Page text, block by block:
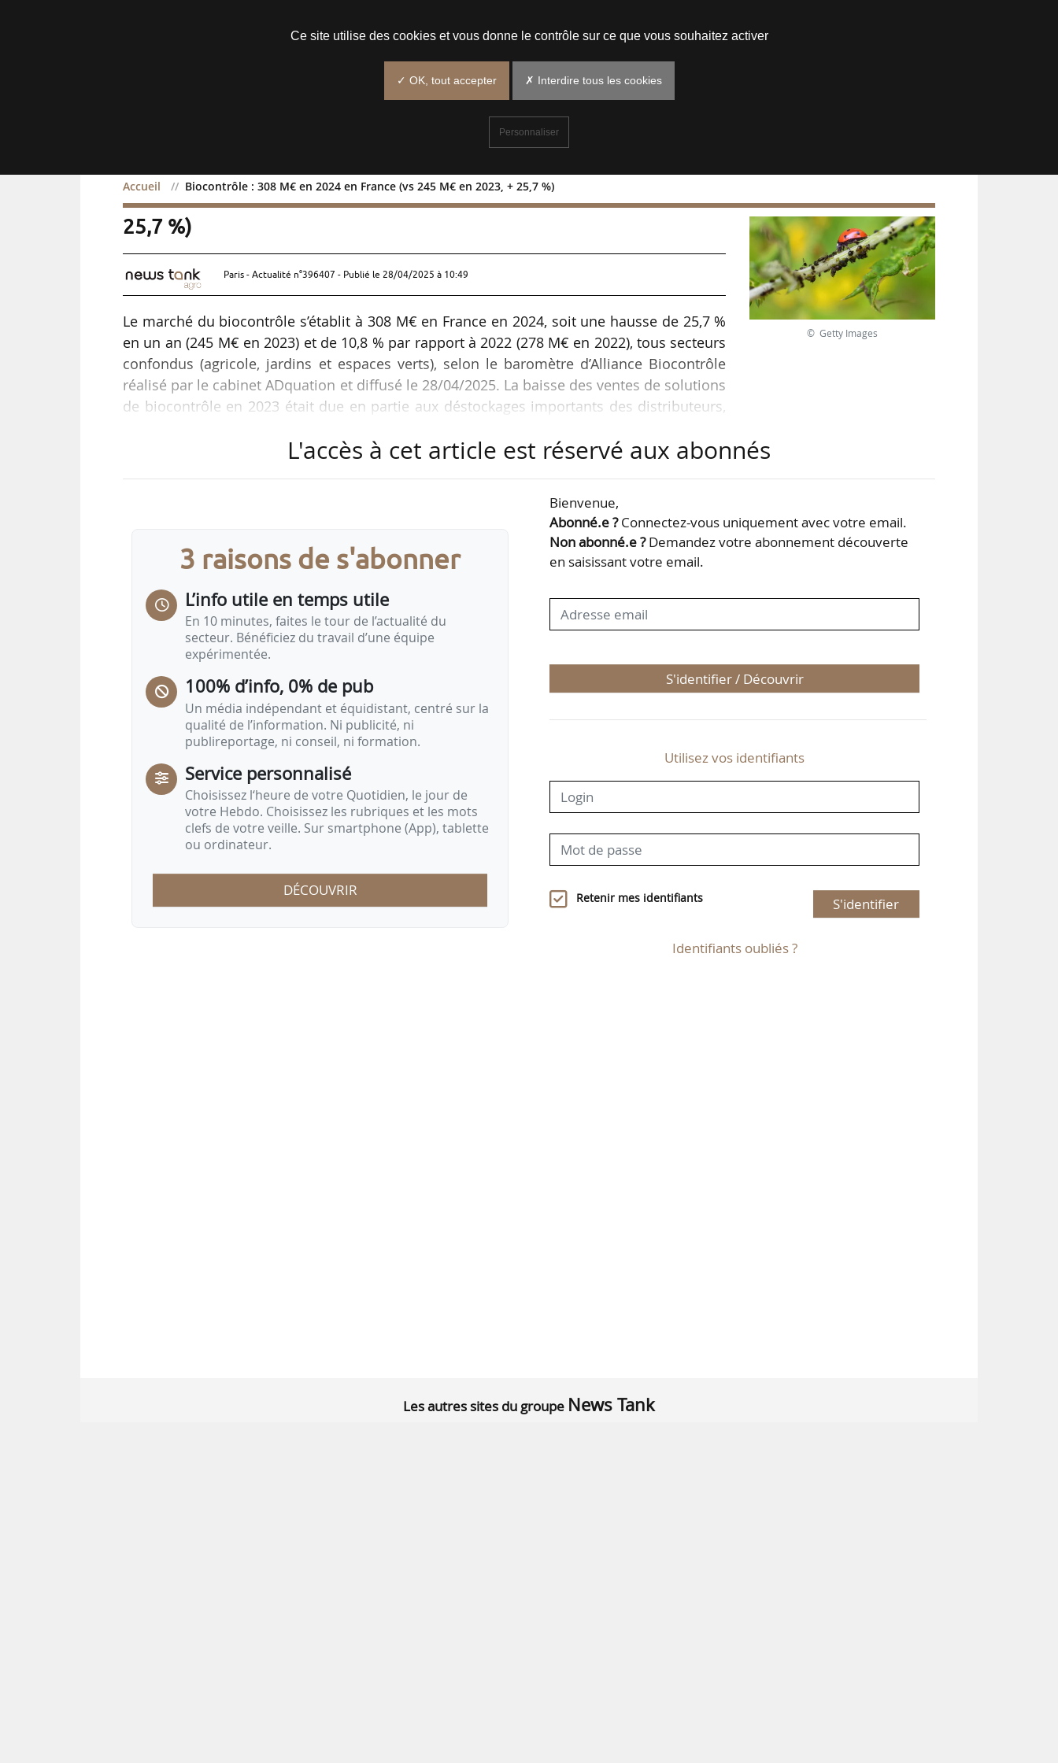
Accueil Biocontrôle : 308 M€ en 2024 en France (vs 245 M€ en 2023, + 25,7 %)
Biocontrôle : 308 M€ en 2024 en France (vs 245 M€ en 2023, +
25,7 %)
Paris - Actualité n°396407 - Publié le 28/04/2025 à 10:49
Le marché du biocontrôle s’établit à 308 M€ en France en 2024, soit une hausse de 25,7 %
en un an (245 M€ en 2023) et de 10,8 % par rapport à 2022 (278 M€ en 2022), tous secteurs
confondus (agricole, jardins et espaces verts), selon le baromètre d’Alliance Biocontrôle
réalisé par le cabinet ADquation et diffusé le 28/04/2025. La baisse des ventes de solutions
de biocontrôle en 2023 était due en partie aux déstockages importants des distributeurs,
En 2024, les solutions de biocontrôle représentent 12 % du marché de la protection des
plantes, contre 9 % en 2023.
© Getty Images
L'accès à cet article est réservé aux abonnés
3 raisons de s'abonner
L’info utile en temps utile
En 10 minutes, faites le tour de l’actualité du
secteur. Bénéficiez du travail d’une équipe
expérimentée.
100% d’info, 0% de pub
Un média indépendant et équidistant, centré sur la
qualité de l’information. Ni publicité, ni
publireportage, ni conseil, ni formation.
Service personnalisé
Choisissez l‘heure de votre Quotidien, le jour de
votre Hebdo. Choisissez les rubriques et les mots
clefs de votre veille. Sur smartphone (App), tablette
ou ordinateur.
DÉCOUVRIR
Bienvenue,
Abonné.e ?Connectez-vous uniquement avec votre email.
Non abonné.e ?Demandez votre abonnement découverte
en saisissant votre email.
S'identifier / Découvrir
Utilisez vos identifiants
Retenir mes identifiants S'identifier
Identifiants oubliés ?
Les autres sites du groupe News Tank
Ce site utilise des cookies et vous donne le contrôle sur ce que vous souhaitez activer
✓ OK, tout accepter ✗ Interdire tous les cookies
Personnaliser